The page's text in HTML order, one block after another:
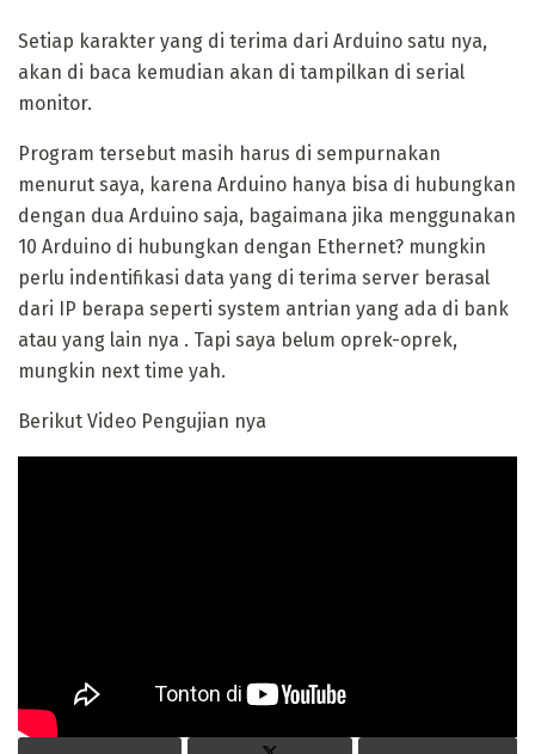
Setiap karakter yang di terima dari Arduino satu nya,
akan di baca kemudian akan di tampilkan di serial
monitor.
Program tersebut masih harus di sempurnakan
menurut saya, karena Arduino hanya bisa di hubungkan
dengan dua Arduino saja, bagaimana jika menggunakan
10 Arduino di hubungkan dengan Ethernet? mungkin
perlu indentifikasi data yang di terima server berasal
dari IP berapa seperti system antrian yang ada di bank
atau yang lain nya . Tapi saya belum oprek-oprek,
mungkin next time yah.
Berikut Video Pengujian nya